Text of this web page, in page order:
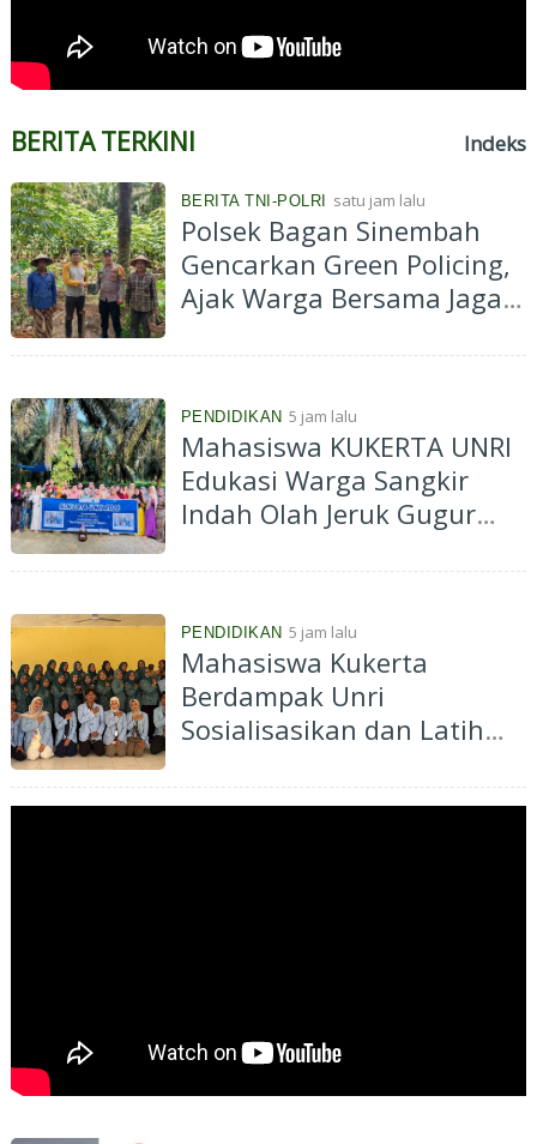
BERITA TERKINI Indeks
BERITA TNI-POLRI satu jam lalu
Polsek Bagan Sinembah
Gencarkan Green Policing,
Ajak Warga Bersama Jaga
PENDIDIKAN 5 jam lalu
Mahasiswa KUKERTA UNRI
Edukasi Warga Sangkir
Indah Olah Jeruk Gugur
PENDIDIKAN 5 jam lalu
Mahasiswa Kukerta
Berdampak Unri
Sosialisasikan dan Latih
Cermin Membuat